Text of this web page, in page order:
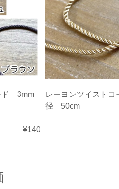
ド 3mm
¥140
レーヨンツイスト
径 50cm